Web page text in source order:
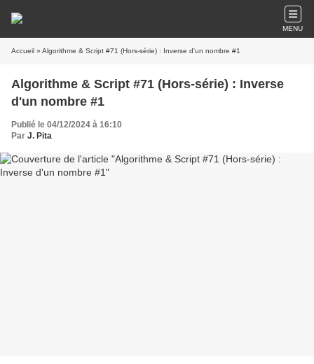
MENU
Accueil » Algorithme & Script #71 (Hors-série) : Inverse d'un nombre #1
Algorithme & Script #71 (Hors-série) : Inverse
d'un nombre #1
Publié le 04/12/2024 à 16:10
Par J. Pita